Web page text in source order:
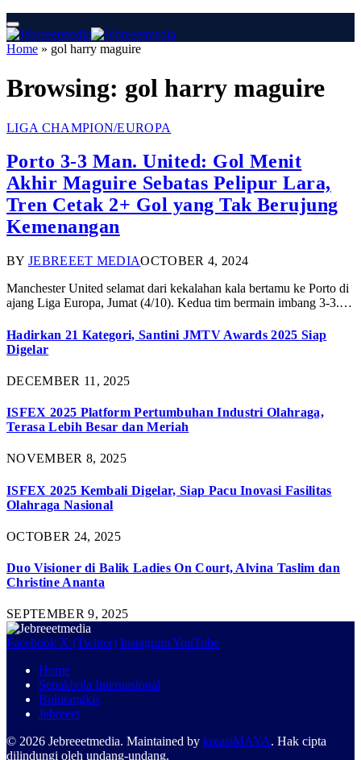
Home » gol harry maguire
Browsing: gol harry maguire
LIGA CHAMPION/EUROPA
Porto 3-3 Man. United: Gol Menit
Akhir Maguire Sebatas Pelipur Lara,
Tren Cetak 2+ Gol yang Tak Berujung
Kemenangan
BY JEBREEET MEDIAOCTOBER 4, 2024
Manchester United selamat dari kekalahan kala bertamu ke Porto di
ajang Liga Europa, Jumat (4/10). Kedua tim bermain imbang 3-3.…
Hadirkan 21 Kategori, Santini JMTV Awards 2025 Siap
Digelar
DECEMBER 11, 2025
ISFEX 2025 Platform Pertumbuhan Industri Olahraga,
Terasa Lebih Besar dan Meriah
NOVEMBER 8, 2025
ISFEX 2025 Kembali Digelar, Siap Pacu Inovasi Fasilitas
Olahraga Nasional
OCTOBER 24, 2025
Duo Visioner di Balik Ladies On Court, Alvina Taslim dan
Christine Ananta
SEPTEMBER 9, 2025
Facebook X (Twitter) InstagramYouTube
Home
Sepakbola Internasional
Bulutangkis
Jebreeet
© 2026 Jebreeetmedia. Maintained by kreasiMAYA. Hak cipta
dilindungi oleh undang-undang.